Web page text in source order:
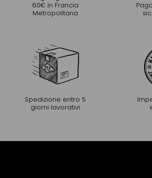
60€ in Francia
Metropolitana
Spedizione entro 5
giorni lavorativi